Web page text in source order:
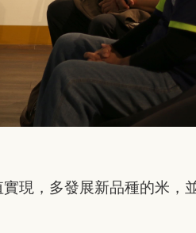
現，多發展新品種的米，